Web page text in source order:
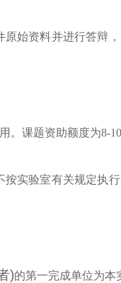
始资料并进行答辩
。课题资助额度为8-10
实验室有关规定执
)的第一完成单位为本